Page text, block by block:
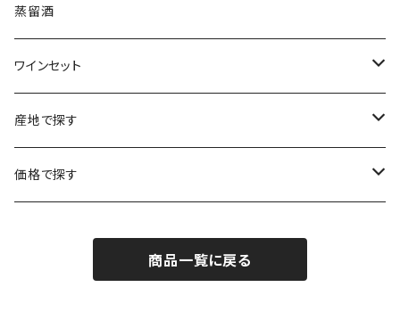
ジェローム・ルフェーヴル
シャルトーニュ・タイエ
シャルル・エドシック
ジャン・ラルマン
ロワール
コトーシャンプノワ
南アフリカ
チリ
スロヴァキア
オーストリア
ロワール
ニュージーランド
南アフリカ
チリ
アメリカ
ソーテルヌ
蒸留酒
ワインセット
福袋
シャンパーニュセット
産地で探す
アメリカ
価格で探す
3,000円～4,999円
商品一覧に戻る